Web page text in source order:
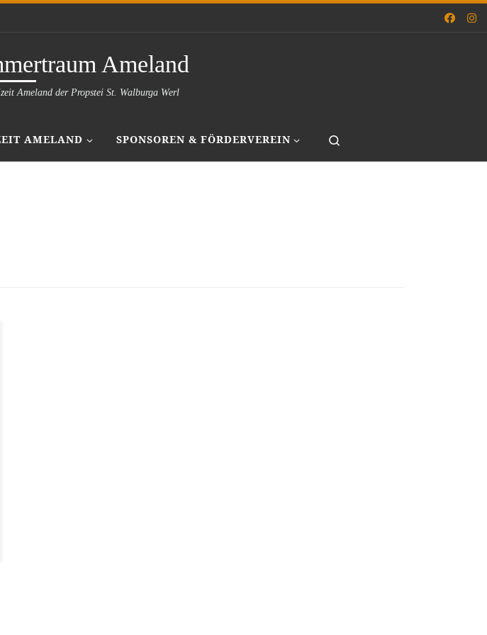
Ameland
Ameland der Propstei St. Walburga Werl
AMELAND SPONSOREN & FÖRDERVEREIN